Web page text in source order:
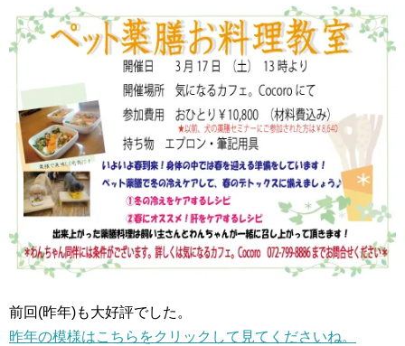
前回(昨年)も大好評でした。
昨年の模様はこちらをクリックして見てくださいね。